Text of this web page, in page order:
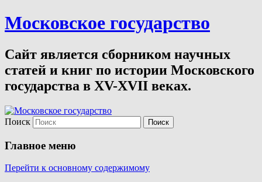
Московское государство
Сайт является сборником научных
статей и книг по истории Московского
государства в XV-XVII веках.
Поиск
Главное меню
Перейти к основному содержимому